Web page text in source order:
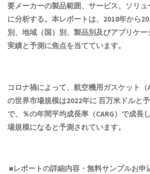
要メーカーの製品範囲、サービス、ソリュ
に分析する。本レポートは、2018年から
別、地域（国）別、製品別及びアプリケ
実績と予測に焦点を当てています。
コロナ禍によって、航空機用ガスケット（
の世界市場規模は2022年に 百万米ドルと
で、％の年間平均成長率（CARG）で成長
場規模になると予測されています。
■レポートの詳細内容・無料サンプルお申